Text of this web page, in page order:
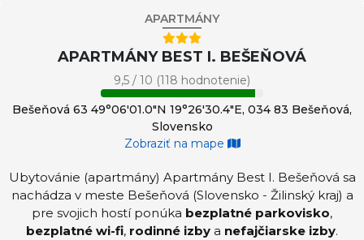
APARTMÁNY
APARTMÁNY BEST I. BEŠEŇOVÁ
9,5 / 10 (118 hodnotenie)
Bešeňová 63 49°06'01.0"N 19°26'30.4"E, 034 83 Bešeňová,
Slovensko
Zobraziť na mape
Ubytovánie (apartmány) Apartmány Best I. Bešeňová sa
nachádza v meste Bešeňová (Slovensko - Žilinský kraj) a
pre svojich hostí ponúka bezplatné parkovisko,
bezplatné wi-fi, rodinné izby a nefajčiarske izby.